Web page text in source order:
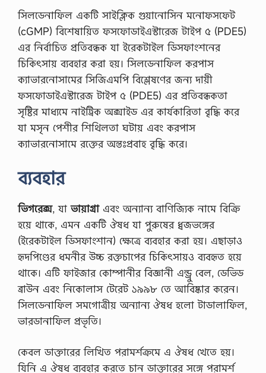
সিলডেনাফিল একটি সাইক্লিক গুয়ানোসিন মনোফসফেট
(cGMP) বিশেষায়িত ফসফোডাইএস্টারেজ টাইপ ৫ (PDE5)
এর নির্বাচিত প্রতিবন্ধক যা ইরেকটাইল ডিসফাংশনের
চিকিৎসায় ব্যবহার করা হয়। সিলডেনাফিল করপাস
ক্যাভারনোসামের সিজিএমপি বিশ্লেষণের জন্য দায়ী
ফসফোডাইএস্টারেজ টাইপ ৫ (PDE5) এর প্রতিবন্ধকতা
সৃষ্টির মাধ্যমে নাইট্রিক অক্সাইড এর কার্যকারিতা বৃদ্ধি করে
যা মসৃন পেশীর শিথিলতা ঘটায় এবং করপাস
ক্যাভারনোসামে রক্তের অন্তঃপ্রবাহ বৃদ্ধি করে।
ব্যবহার
ভিগরেক্স, যাভায়াগ্রাএবং অন্যান্য বাণিজ্যিক নামে বিক্রি
হয়ে থাকে, এমন একটি ঔষধ যা পুরুষের ধ্বজভঙ্গের
(ইরেকটাইল ডিসফাংশান) ক্ষেত্রে ব্যবহার করা হয়। এছাড়াও
হৃদপিণ্ডের ধমনীর উচ্চ রক্তচাপের চিকিৎসায়ও ব্যবহৃত হয়ে
থাকে। এটি ফাইজার কোম্পানীর বিজ্ঞানী এন্ড্রু বেল, ডেভিড
ব্রাউন এবং নিকোলাস টেরেট ১৯৯৮ তে আবিষ্কার করেন।
সিলডেনাফিল সমগোত্রীয় অন্যান্য ঔষধ হলো টাডালাফিল,
ভারডানাফিল প্রভৃতি।
কেবল ডাক্তারের লিখিত পরামর্শক্রমে এ ঔষধ খেতে হয়।
যিনি এ ঔষধ ব্যবহার করতে চান ডাক্তারের সঙ্গে পরামর্শ